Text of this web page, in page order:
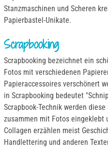
Stanzmaschinen und Scheren
Papierbastel-Unikate.
Scrapbooking
Scrapbooking bezeichnet ein
Fotos mit verschiedenen
Papieraccessoires verschönert
in Scrapbooking bedeutet
Scrapbook-Technik werden
zusammen mit Fotos eingeklebt
Collagen erzählen meist
Handlettering und anderen